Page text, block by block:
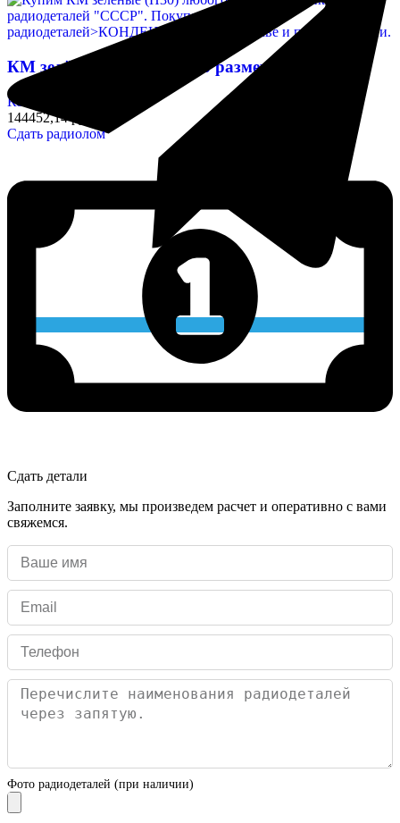
КМ зелёные (Н30) любого размера
Конденсаторы
144452,14 руб/кг
Сдать радиолом
Сдать детали
Заполните заявку, мы произведем расчет и оперативно с вами
свяжемся.
Фото радиодеталей (при наличии)